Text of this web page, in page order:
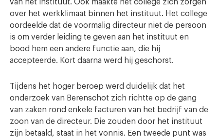
van het instituut. Ook maakte het college zich zorgen
over het werkklimaat binnen het instituut. Het college
oordeelde dat de voormalig directeur niet de persoon
is om verder leiding te geven aan het instituut en
bood hem een andere functie aan, die hij
accepteerde. Kort daarna werd hij geschorst.
Tijdens het hoger beroep werd duidelijk dat het
onderzoek van Berenschot zich richtte op de gang
van zaken rond enkele facturen van het bedrijf van de
zoon van de directeur. Die zouden door het instituut
zijn betaald, staat in het vonnis. Een tweede punt was